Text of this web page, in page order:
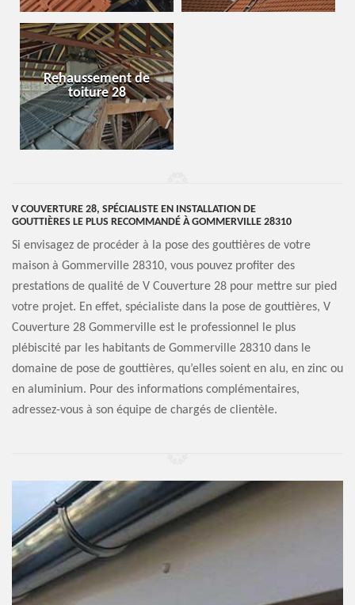
Rehaussement de
toiture 28
V COUVERTURE 28, SPÉCIALISTE EN INSTALLATION DE
GOUTTIÈRES LE PLUS RECOMMANDÉ À GOMMERVILLE 28310
Si envisagez de procéder à la pose des gouttières de votre
maison à Gommerville 28310, vous pouvez profiter des
prestations de qualité de V Couverture 28 pour mettre sur pied
votre projet. En effet, spécialiste dans la pose de gouttières, V
Couverture 28 Gommerville est le professionnel le plus
plébiscité par les habitants de Gommerville 28310 dans le
domaine de pose de gouttières, qu’elles soient en alu, en zinc ou
en aluminium. Pour des informations complémentaires,
adressez-vous à son équipe de chargés de clientèle.